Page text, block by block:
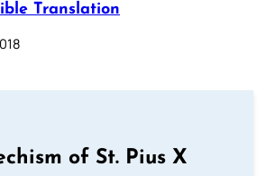
Translation
of St. Pius X